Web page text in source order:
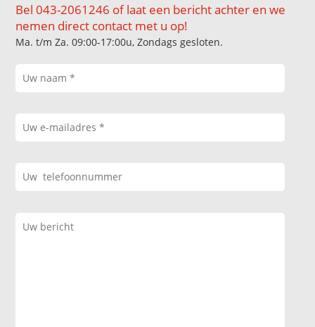
Bel 043-2061246 of laat een bericht achter en we
nemen direct contact met u op!
Ma. t/m Za. 09:00-17:00u, Zondags gesloten.